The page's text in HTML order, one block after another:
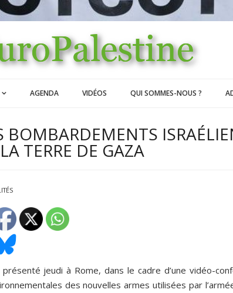
AGENDA VIDÉOS QUI SOMMES-NOUS ?
BOMBARDEMENTS
TERRE DE GAZA
jeudi à Rome, dans le cadre d’une vidéo-
des nouvelles armes utilisées par